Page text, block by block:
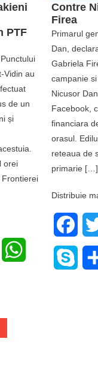
PTF
Vidin au
de un
și
orei
LinkedIn WhatsApp
Contre
Firea
Primarul
Dan,
Gabriela
campanie
Nicusor
Facebook,
financiara
orasul.
reteaua de
primarie […]
Distribuie